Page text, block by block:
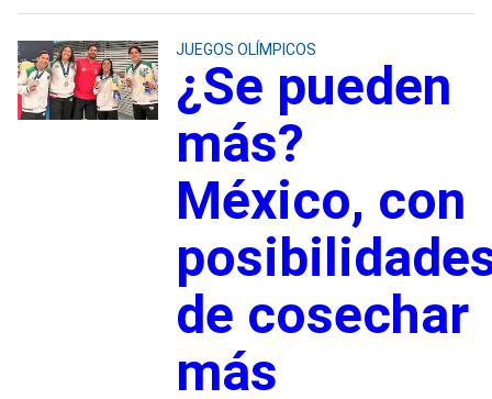
JUEGOS OLÍMPICOS
¿Se pueden
más?
México, con
de cosechar
más